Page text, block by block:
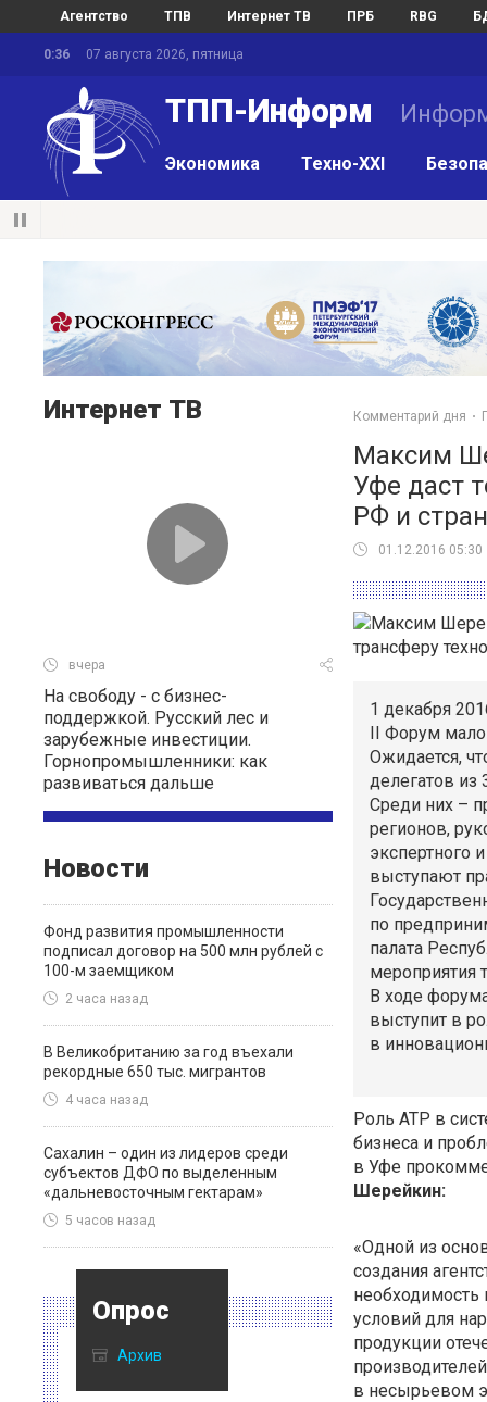
Агентство ТПВ Интернет ТВ ПРБ RBG
0:36 07 августа 2026, пятница
ТПП-Информ
Экономика Техно-XXI
Интернет ТВ
вчера
На свободу - с бизнес-
поддержкой. Русский лес и
зарубежные инвестиции.
Горнопромышленники: как
развиваться дальше
Новости
Фонд развития промышленности
подписал договор на 500 млн рублей с
100-м заемщиком
2 часа назад
В Великобританию за год въехали
рекордные 650 тыс. мигрантов
4 часа назад
Сахалин – один из лидеров среди
субъектов ДФО по выделенным
«дальневосточным гектарам»
5 часов назад
Опрос
Архив
Комментарий дня
Максим
Уфе даст
РФ и
01.12.2016 05:30
1 декабря
II Форум
Ожидается,
делегатов
Среди них –
регионов,
экспертного
выступают
по
палата
мероприятия
В ходе
выступит в
в
Роль АТР в
бизнеса и
в Уфе
Шерейкин:
«Одной из
создания
необходимость
условий для
продукции
в несырьевом